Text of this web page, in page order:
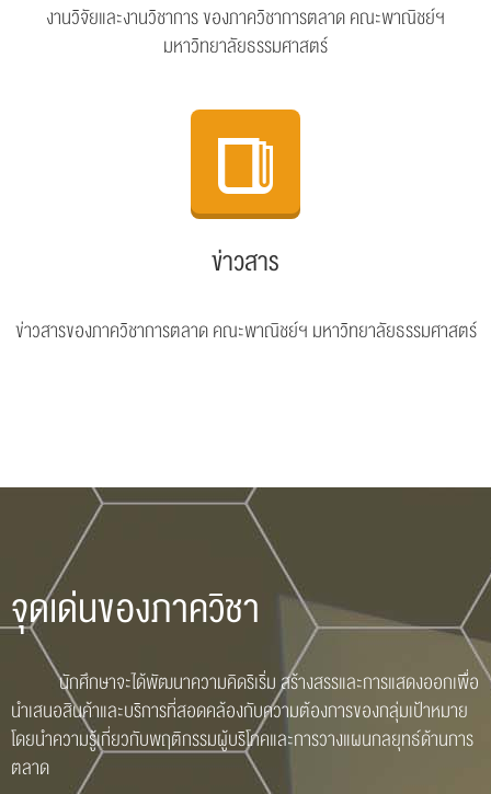
งานวิจัยและงานวิชาการ ของภาควิชาการตลาด คณะพาณิชย์ฯ
มหาวิทยาลัยธรรมศาสตร์
ข่าวสาร
ข่าวสารของภาควิชาการตลาด คณะพาณิชย์ฯ มหาวิทยาลัยธรรมศาสตร์
จุดเด่นของภาควิชา
นักศึกษาจะได้พัฒนาความคิดริเริ่ม สร้างสรรและการแสดงออกเพื่อ
นำเสนอสินค้าและบริการที่สอดคล้องกับความต้องการของกลุ่มเป้าหมาย
โดยนำความรู้เกี่ยวกับพฤติกรรมผู้บริโภคและการวางแผนกลยุทธ์ด้านการ
ตลาด